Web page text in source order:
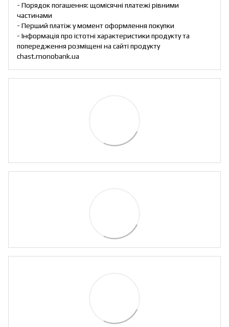
- Порядок погашення: щомісячні платежі рівними
частинами
- Перший платіж у момент оформлення покупки
- Інформація про істотні характеристики продукту та
попередження розміщені на сайті продукту
chast.monobank.ua